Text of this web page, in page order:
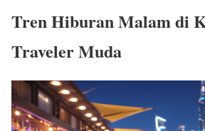
Tren Hiburan Malam di
Traveler Muda